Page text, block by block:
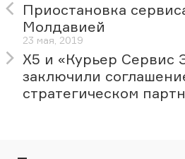
Приостановка
Молдавией
23 мая, 2019
X5 и «Курьер Сервис
заключили
стратегическом